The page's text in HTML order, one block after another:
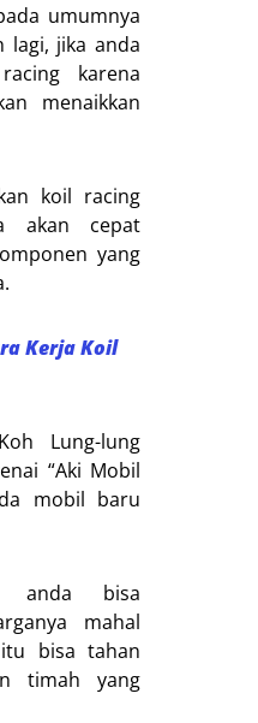
umumnya
lagi, jika anda
karena
menaikkan
koil racing
akan cepat
yang
Kerja Koil
Lung-lung
“Aki Mobil
mobil baru
anda bisa
mahal
bisa tahan
timah yang